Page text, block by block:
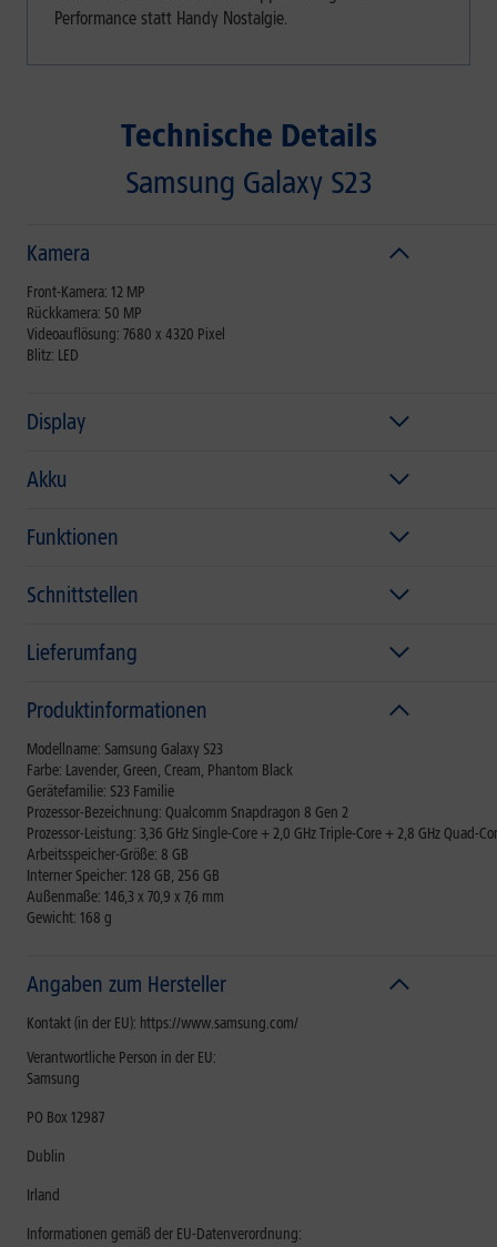
Performance statt Handy Nostalgie.
Technische Details
Samsung Galaxy S23
Kamera
Front-Kamera: 12 MP
Rückkamera: 50 MP
Videoauflösung: 7680 x 4320 Pixel
Blitz: LED
Display
Akku
Funktionen
Schnittstellen
Lieferumfang
Produktinformationen
Modellname: Samsung Galaxy S23
Farbe: Lavender, Green, Cream, Phantom Black
Gerätefamilie: S23 Familie
Prozessor-Bezeichnung: Qualcomm Snapdragon 8 Gen 2
Prozessor-Leistung: 3,36 GHz Single-Core + 2,0 GHz Triple-Core + 2,8 GHz Quad-
Arbeitsspeicher-Größe: 8 GB
Interner Speicher: 128 GB, 256 GB
Außenmaße: 146,3 x 70,9 x 7,6 mm
Gewicht: 168 g
Angaben zum Hersteller
Kontakt (in der EU): https://www.samsung.com/
Verantwortliche Person in der EU:
Samsung
PO Box 12987
Dublin
Irland
Informationen gemäß der EU-Datenverordnung: